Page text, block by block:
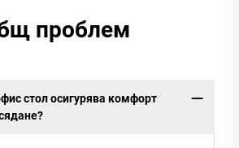
проблем
стол осигурява комфорт